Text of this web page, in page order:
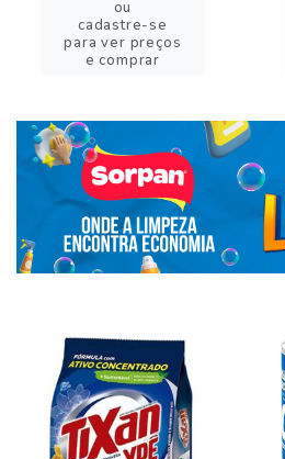
ou
cadastre-se
para ver preços
e comprar